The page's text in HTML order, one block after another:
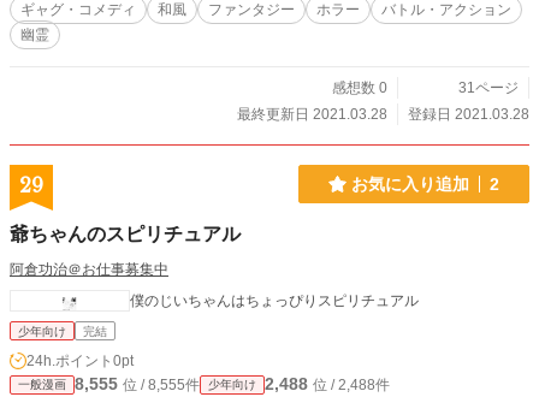
ギャグ・コメディ 和風 ファンタジー ホラー
バトル・アクション
幽霊
感想数 0
31ページ
最終更新日 2021.03.28
登録日 2021.03.28
29 お気に入り追加 2
爺ちゃんのスピリチュアル
阿倉功治＠お仕事募集中
僕のじいちゃんはちょっぴりスピリチュアル
少年向け 完結
24h.ポイント 0pt
一般漫画 8,555 位 / 8,555件 少年向け 2,488 位 / 2,488件